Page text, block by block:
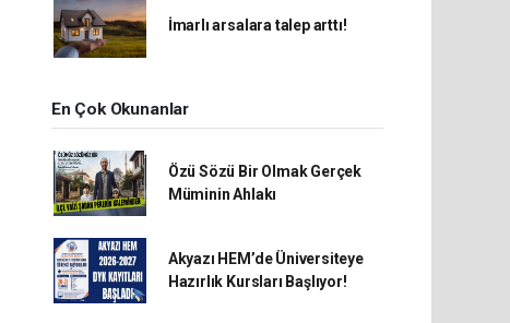
İmarlı arsalara talep arttı!
En Çok Okunanlar
Özü Sözü Bir Olmak Gerçek
Müminin Ahlakı
Akyazı HEM’de Üniversiteye
Hazırlık Kursları Başlıyor!